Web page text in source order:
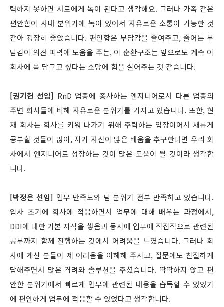
력하지 못하면 서로에게 독이 된다고 생각해요. 그러나 가족 같은
편안함이 사내 분위기에 녹아 있어서 자유로운 소통이 가능한 것
같아 굉장히 좋았습니다. 편안함은 부담감을 줄여주고, 줄어든 부
담감이 의견 피력에 도움을 주는, 이 순환구조는 앞으로도 계속 이
회사에 몸 담그고 싶다는 소망에 힘을 실어주는 것 같습니다.
[권기헌 선임] RnD 업종에 종사하는 엔지니어로서 다른 업종의
주변 회사들에 비해 자유로운 분위기를 가지고 있습니다. 또한, 현
재 회사는 회사를 키워 나가기 위해 주력하는 입장이어서 새롭게
공부할 것들이 많아, 자기 자신이 많은 배움을 추구한다면 우리 회
사에서 엔지니어로 성장하는 것이 많은 도움이 될 것이라 생각합
니다.
[박정은 선임] 업무 만족도와 팀 분위기 전부 만족하고 있습니다.
입사 초기에 회사에 적응하면서 업무에 대해 배우는 과정에서,
DDI에 대한 기본 지식을 쌓음과 동시에 업무에 직접적으로 관련된
공부까지 함께 진행하는 것에서 어려움을 느꼈습니다. 그러나 회
사에 계신 분들이 제 어려움을 이해해 주시고, 질문에도 친절하게
답해주면서 많은 격려와 솔루션을 주셨습니다. 딱딱하지 않고 편
안한 분위기에서 빠르게 업무에 관련된 내용을 습득할 수 있었기
에 편안하게 업무에 적응할 수 있었다고 생각합니다.